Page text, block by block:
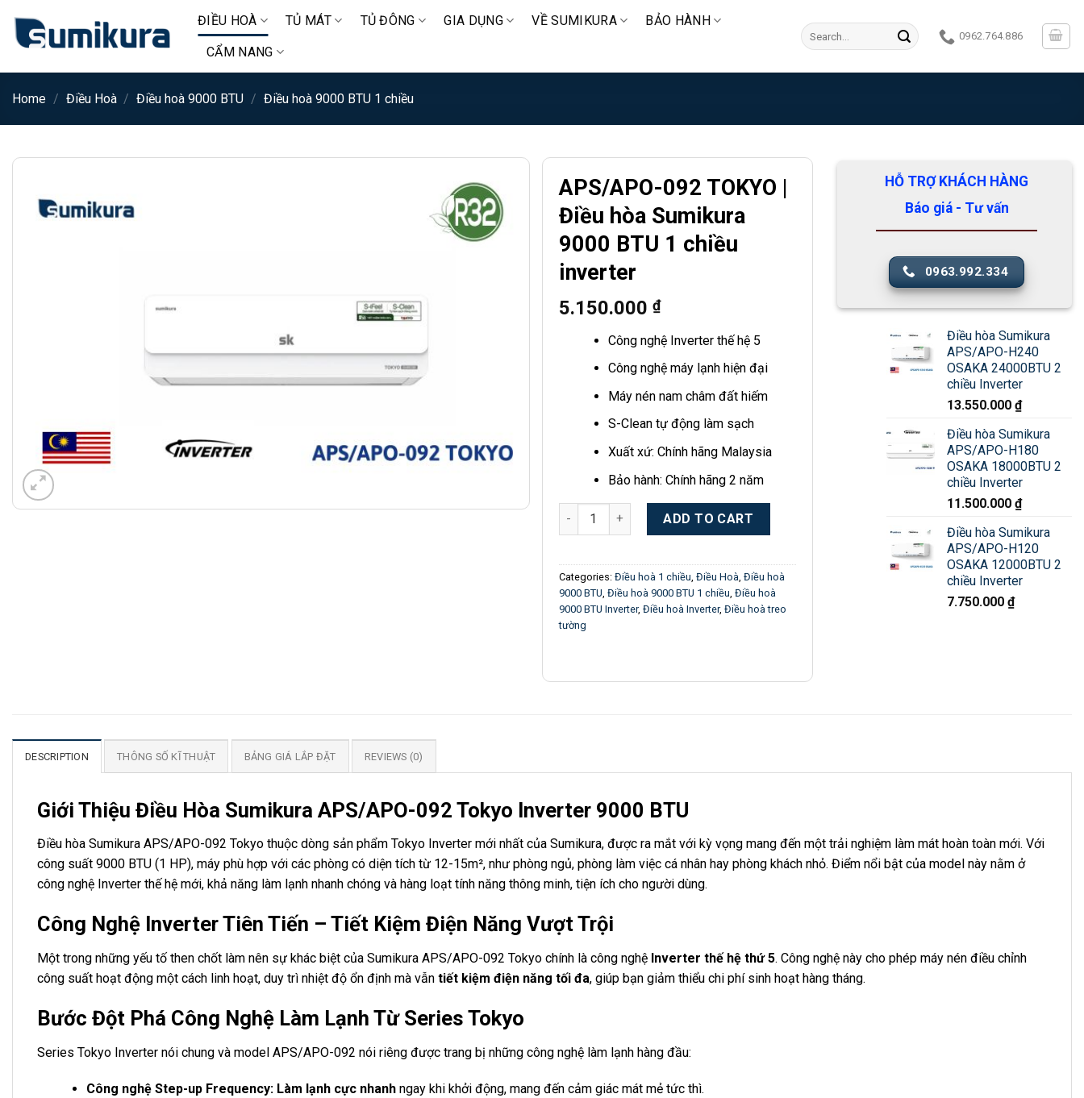
đến
dung
ĐIỀU HOÀ TỦ MÁT TỦ ĐÔNG GIA DỤNG VỀ SUMIKURA BẢO HÀNH
CẨM NANG
Search
for:
0962.764.886
Home / Điều Hoà / Điều hoà 9000 BTU / Điều hoà 9000 BTU 1 chiều
APS/APO-092 TOKYO |
Điều hòa Sumikura
9000 BTU 1 chiều
inverter
5.150.000 ₫
Công nghệ Inverter thế hệ 5
Công nghệ máy lạnh hiện đại
Máy nén nam châm đất hiếm
S-Clean tự động làm sạch
Xuất xứ: Chính hãng Malaysia
Bảo hành: Chính hãng 2 năm
APS/APO-092 TOKYO | Điều hòa Sumikura 9000 BTU 1 chiều inverter quantity
ADD TO CART
Categories: Điều hoà 1 chiều, Điều Hoà, Điều hoà
9000 BTU, Điều hoà 9000 BTU 1 chiều, Điều hoà
9000 BTU Inverter, Điều hoà Inverter, Điều hoà treo
tường
HỖ TRỢ KHÁCH HÀNG
Báo giá - Tư vấn
0963.992.334
Điều hòa Sumikura
APS/APO-H240
OSAKA 24000BTU 2
chiều Inverter
13.550.000 ₫
Điều hòa Sumikura
APS/APO-H180
OSAKA 18000BTU 2
chiều Inverter
11.500.000 ₫
Điều hòa Sumikura
APS/APO-H120
OSAKA 12000BTU 2
chiều Inverter
7.750.000 ₫
DESCRIPTION THÔNG SỐ KĨ THUẬT BẢNG GIÁ LẮP ĐẶT REVIEWS (0)
Giới Thiệu Điều Hòa Sumikura APS/APO-092 Tokyo Inverter 9000 BTU
Điều hòa Sumikura APS/APO-092 Tokyo thuộc dòng sản phẩm Tokyo Inverter mới nhất của Sumikura, được ra mắt với kỳ vọng mang đến một trải nghiệm làm mát hoàn toàn mới. Với
công suất 9000 BTU (1 HP), máy phù hợp với các phòng có diện tích từ 12-15m², như phòng ngủ, phòng làm việc cá nhân hay phòng khách nhỏ. Điểm nổi bật của model này nằm ở
công nghệ Inverter thế hệ mới, khả năng làm lạnh nhanh chóng và hàng loạt tính năng thông minh, tiện ích cho người dùng.
Công Nghệ Inverter Tiên Tiến – Tiết Kiệm Điện Năng Vượt Trội
Một trong những yếu tố then chốt làm nên sự khác biệt của Sumikura APS/APO-092 Tokyo chính là công nghệ Inverter thế hệ thứ 5. Công nghệ này cho phép máy nén điều chỉnh
công suất hoạt động một cách linh hoạt, duy trì nhiệt độ ổn định mà vẫn tiết kiệm điện năng tối đa, giúp bạn giảm thiểu chi phí sinh hoạt hàng tháng.
Bước Đột Phá Công Nghệ Làm Lạnh Từ Series Tokyo
Series Tokyo Inverter nói chung và model APS/APO-092 nói riêng được trang bị những công nghệ làm lạnh hàng đầu:
Công nghệ Step-up Frequency: Làm lạnh cực nhanhngay khi khởi động, mang đến cảm giác mát mẻ tức thì.